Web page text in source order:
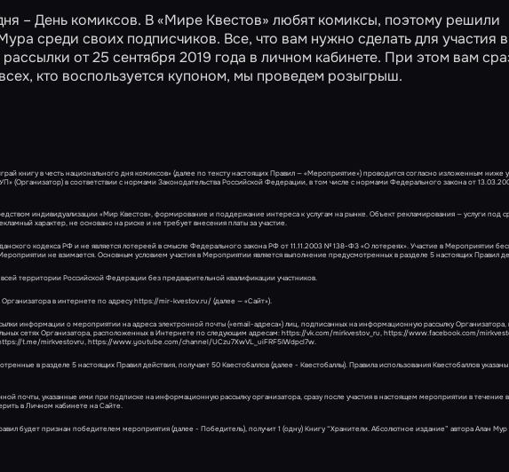
– День комиксов. В «Мире Квестов» любят комиксы, поэтому решили
среди своих подписчиков. Все, что вам нужно сделать для участия в
от 25 сентября 2019 года в личном кабинете. При этом вам
кто воспользуется купоном, мы проведем розыгрыш.
книгу в честь национального дня комиксов» (далее по тексту настоящих Правил — «Мероприятие») проводится согласно изложенным ниже
(Организатор) в соответствии с нормами Законодательства Российской Федерации, в том числе с нормами Федерального закона от
индивидуализации «Мир Квестов», формирование и поддержание интереса к услугам на рынке. Объект рекламирования — услуги под
характер, не основано на риске и не требует внесения платы за участие.
кодекса РФ и не является лотереей в смысле Федерального закона РФ от 11.11.2003 № 138-ФЗ «О лотереях». Участие в Мероприятии
не взимается. Основным условием участия в Мероприятии является выполнение предусмотренных в разделе 5 настоящих Правил
территории Российской Федерации без предварительной квалификации участников.
в интернете по адресу https://mir-kvestov.ru/ (далее — «Сайт»).
информации о мероприятии на адреса электронной почты («email-адреса») лиц, подписанных на информационную рассылку Организатора,
сетях Организатора, расположенных в Интернете по следующим адресам: https://vk.com/mirkvestov_ru, https://www.facebook.com/
t.me/mirkvestovru, https://www.youtube.com/channel/UCzu7XwVL_uiFRF5IWdpcl7w.
в разделе 5 настоящих Правил действия, получает 50 Квестобаллов (далее - Квестобаллы). Правила использования Квестобаллов
почты, указанные ими при подписке на информационную рассылку организатора, сразу после участия в настоящем мероприятии в течение
в Личном кабинете на Сайте.
будет признан победителем мероприятия (далее - Победитель), получит 1 (одну) Книгу “Хранители. Абсолютное издание” автора Алан Мур